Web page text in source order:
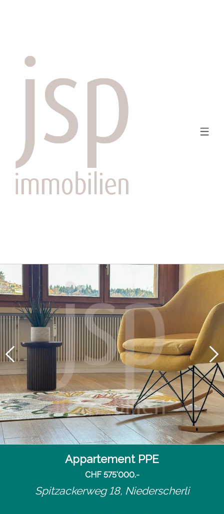
Appartement PPE
CHF 575'000.-
Spitzackerweg 18, Niederscherli